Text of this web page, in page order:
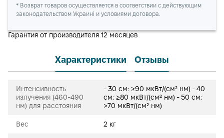
* Возврат товаров осуществляется в соответствии с действующим
законодательством Украині и условиями договора.
Гарантия от производителя 12 месяцев
Характеристики Отзывы
Интенсивность
излучения (460-490
нм) для расстояния
- 30 см: ≥90 мкВт/(см² нм) - 40
см: ≥80 мкВт/(см² нм) - 50 см:
>70 мкВт/(см² нм)
Вес 2 кг